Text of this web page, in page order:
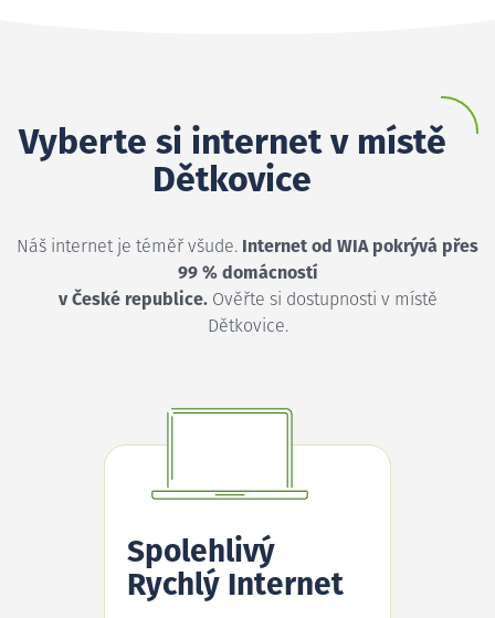
Vyberte si internet v místě
Dětkovice
Náš internet je téměř všude. Internet od WIA pokrývá přes
99 % domácností
v České republice.Ověřte si dostupnosti v místě
Dětkovice.
Spolehlivý
Rychlý Internet